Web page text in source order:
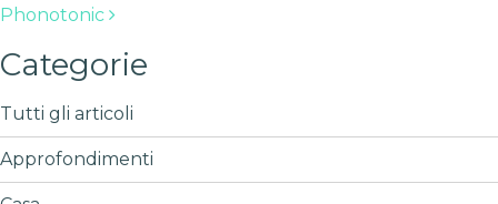
Phonotonic
Categorie
Tutti gli articoli
Approfondimenti